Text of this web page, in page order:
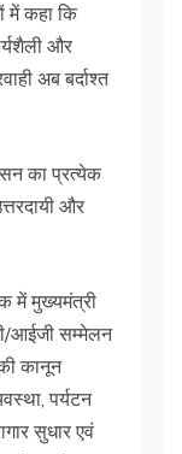
में कहा कि
और
अब बर्दाश्त
का प्रत्येक
और
में मुख्यमंत्री
आईजी सम्मेलन
कानून
पर्यटन
सुधार एवं